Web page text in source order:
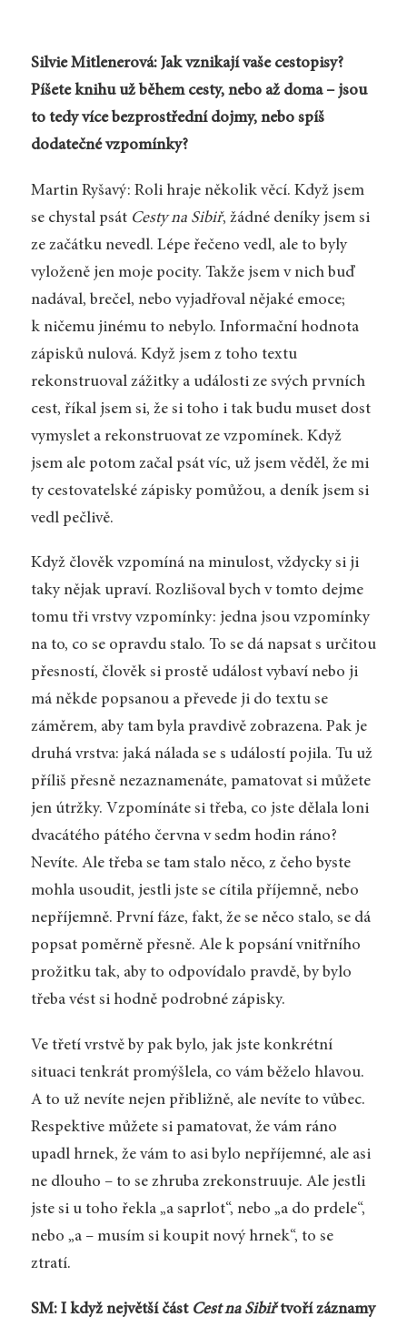
Silvie Mitlenerová: Jak vznikají vaše cestopisy?
Píšete knihu už během cesty, nebo až doma – jsou
to tedy více bezprostřední dojmy, nebo spíš
dodatečné vzpomínky?
Martin Ryšavý: Roli hraje několik věcí. Když jsem
se chystal psát Cesty na Sibiř, žádné deníky jsem si
ze začátku nevedl. Lépe řečeno vedl, ale to byly
vyloženě jen moje pocity. Takže jsem v nich buď
nadával, brečel, nebo vyjadřoval nějaké emoce;
k ničemu jinému to nebylo. Informační hodnota
zápisků nulová. Když jsem z toho textu
rekonstruoval zážitky a události ze svých prvních
cest, říkal jsem si, že si toho i tak budu muset dost
vymyslet a rekonstruovat ze vzpomínek. Když
jsem ale potom začal psát víc, už jsem věděl, že mi
ty cestovatelské zápisky pomůžou, a deník jsem si
vedl pečlivě.
Když člověk vzpomíná na minulost, vždycky si ji
taky nějak upraví. Rozlišoval bych v tomto dejme
tomu tři vrstvy vzpomínky: jedna jsou vzpomínky
na to, co se opravdu stalo. To se dá napsat s určitou
přesností, člověk si prostě událost vybaví nebo ji
má někde popsanou a převede ji do textu se
záměrem, aby tam byla pravdivě zobrazena. Pak je
druhá vrstva: jaká nálada se s událostí pojila. Tu už
příliš přesně nezaznamenáte, pamatovat si můžete
jen útržky. Vzpomínáte si třeba, co jste dělala loni
dvacátého pátého června v sedm hodin ráno?
Nevíte. Ale třeba se tam stalo něco, z čeho byste
mohla usoudit, jestli jste se cítila příjemně, nebo
nepříjemně. První fáze, fakt, že se něco stalo, se dá
popsat poměrně přesně. Ale k popsání vnitřního
prožitku tak, aby to odpovídalo pravdě, by bylo
třeba vést si hodně podrobné zápisky.
Ve třetí vrstvě by pak bylo, jak jste konkrétní
situaci tenkrát promýšlela, co vám běželo hlavou.
A to už nevíte nejen přibližně, ale nevíte to vůbec.
Respektive můžete si pamatovat, že vám ráno
upadl hrnek, že vám to asi bylo nepříjemné, ale asi
ne dlouho – to se zhruba zrekonstruuje. Ale jestli
jste si u toho řekla „a saprlot“, nebo „a do prdele“,
nebo „a – musím si koupit nový hrnek“, to se
ztratí.
SM: I když největší část Cest na Sibiřtvoří záznamy